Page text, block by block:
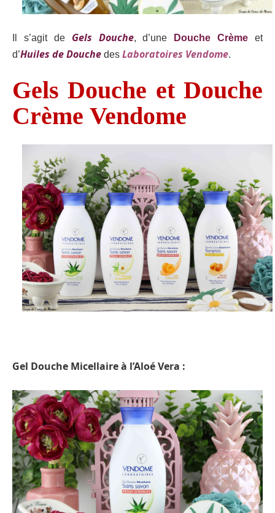
Il s’agit de Gels Douche, d’une Douche Crème et
d’Huiles de Douche des Laboratoires Vendome.
Gels Douche et Douche
Crème Vendome
Gel Douche Micellaire à l’Aloé Vera :